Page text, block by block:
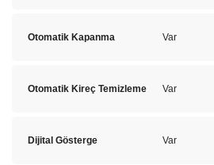
Otomatik Kapanma Var
Otomatik Kireç Temizleme Var
Dijital Gösterge Var